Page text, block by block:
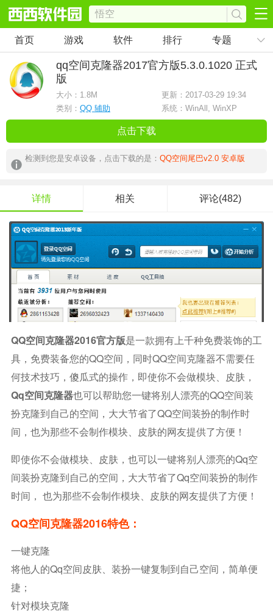
首页 游戏 软件 排行 专题
qq空间克隆器2017官方版5.3.0.1020 正式
版
大小： 1.8M
更新：2017-03-29 19:34
类别：
QQ 辅助 系统：WinAll, WinXP
点击下载
检测到您是安卓设备，点击下载的是： QQ空间尾巴v2.0 安卓版
详情 相关 评论(482)
QQ空间克隆器2016官方版是一款拥有上千种免费装饰的工
具，免费装备您的QQ空间，同时QQ空间克隆器不需要任
何技术技巧，傻瓜式的操作，即使你不会做模块、皮肤，
Qq空间克隆器也可以帮助您一键将别人漂亮的QQ空间装
扮克隆到自己的空间，大大节省了QQ空间装扮的制作时
间，也为那些不会制作模块、皮肤的网友提供了方便！
即使你不会做模块、皮肤，也可以一键将别人漂亮的qq空
间装扮克隆到自己的空间，大大节省了qq空间装扮的制作
时间， 也为那些不会制作模块、皮肤的网友提供了方便！
QQ空间克隆器2016特色：
一键克隆
将他人的qq空间皮肤、装扮一键复制到自己空间，简单便
捷；
针对模块克隆